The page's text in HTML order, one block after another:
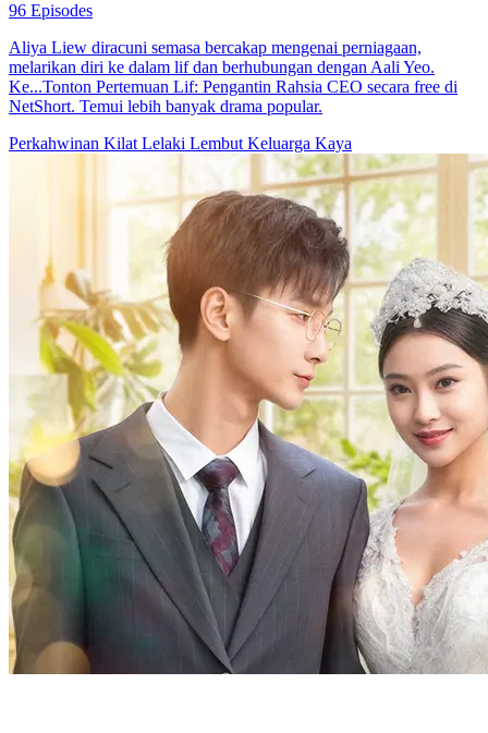
96 Episodes
Aliya Liew diracuni semasa bercakap mengenai perniagaan,
melarikan diri ke dalam lif dan berhubungan dengan Aali Yeo.
Ke...Tonton Pertemuan Lif: Pengantin Rahsia CEO secara free di
NetShort. Temui lebih banyak drama popular.
Perkahwinan Kilat Lelaki Lembut Keluarga Kaya